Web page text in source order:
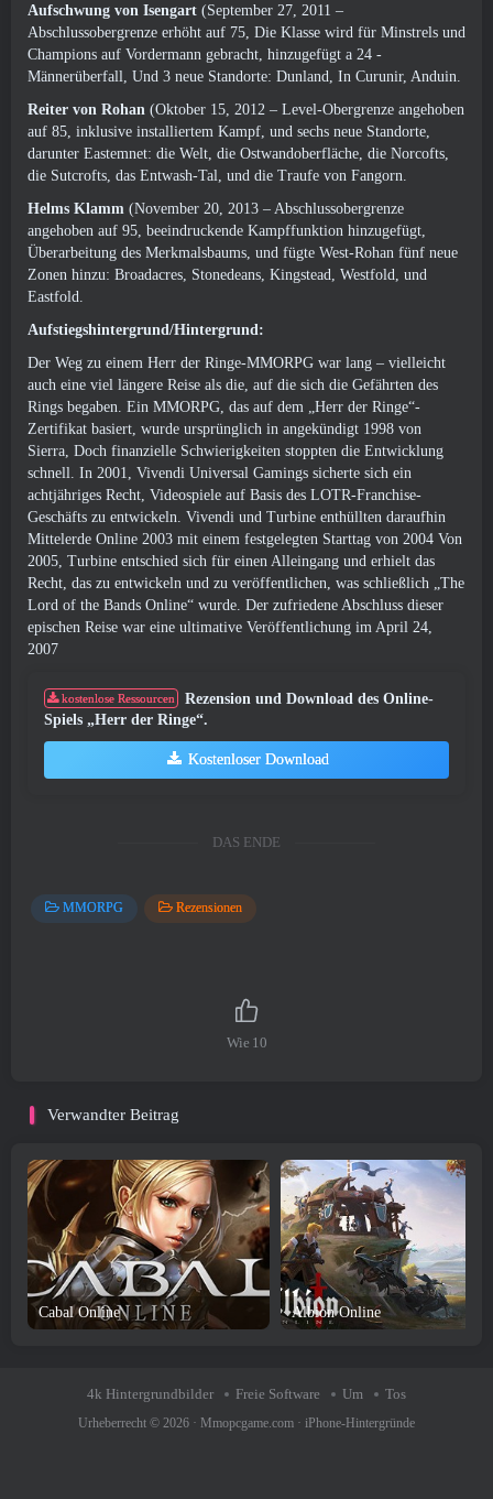
Aufschwung von Isengart (September 27, 2011 –
Abschlussobergrenze erhöht auf 75, Die Klasse wird für Minstrels und
Champions auf Vordermann gebracht, hinzugefügt a 24 -
Männerüberfall, Und 3 neue Standorte: Dunland, In Curunir, Anduin.
Reiter von Rohan (Oktober 15, 2012 – Level-Obergrenze angehoben
auf 85, inklusive installiertem Kampf, und sechs neue Standorte,
darunter Eastemnet: die Welt, die Ostwandoberfläche, die Norcofts,
die Sutcrofts, das Entwash-Tal, und die Traufe von Fangorn.
Helms Klamm (November 20, 2013 – Abschlussobergrenze
angehoben auf 95, beeindruckende Kampffunktion hinzugefügt,
Überarbeitung des Merkmalsbaums, und fügte West-Rohan fünf neue
Zonen hinzu: Broadacres, Stonedeans, Kingstead, Westfold, und
Eastfold.
Aufstiegshintergrund/Hintergrund:
Der Weg zu einem Herr der Ringe-MMORPG war lang – vielleicht
auch eine viel längere Reise als die, auf die sich die Gefährten des
Rings begaben. Ein MMORPG, das auf dem „Herr der Ringe“-
Zertifikat basiert, wurde ursprünglich in angekündigt 1998 von
Sierra, Doch finanzielle Schwierigkeiten stoppten die Entwicklung
schnell. In 2001, Vivendi Universal Gamings sicherte sich ein
achtjähriges Recht, Videospiele auf Basis des LOTR-Franchise-
Geschäfts zu entwickeln. Vivendi und Turbine enthüllten daraufhin
Mittelerde Online 2003 mit einem festgelegten Starttag von 2004 Von
2005, Turbine entschied sich für einen Alleingang und erhielt das
Recht, das zu entwickeln und zu veröffentlichen, was schließlich „The
Lord of the Bands Online“ wurde. Der zufriedene Abschluss dieser
epischen Reise war eine ultimative Veröffentlichung im April 24,
2007
kostenlose Ressourcen
Rezension und Download des Online-
Spiels „Herr der Ringe“.
Kostenloser Download
DAS ENDE
MMORPG Rezensionen
Wie 10
Verwandter Beitrag
Cabal Online Albion Online
4k Hintergrundbilder Freie Software Um Tos
Urheberrecht © 2026 · Mmopcgame.com · iPhone-Hintergründe